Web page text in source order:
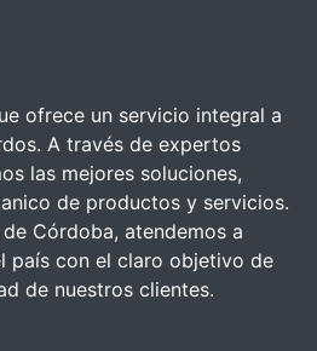
ofrece un servicio integral a
A través de expertos
las mejores soluciones,
de productos y servicios.
Córdoba, atendemos a
país con el claro objetivo de
de nuestros clientes.